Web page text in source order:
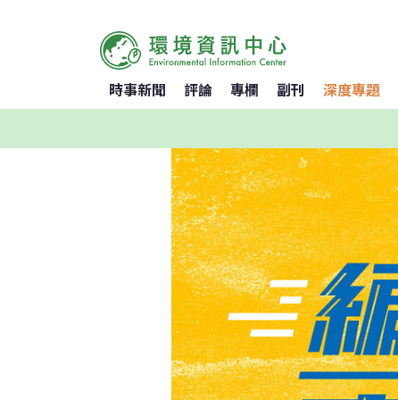
時事新聞 評論 專欄 副刊 深度專題